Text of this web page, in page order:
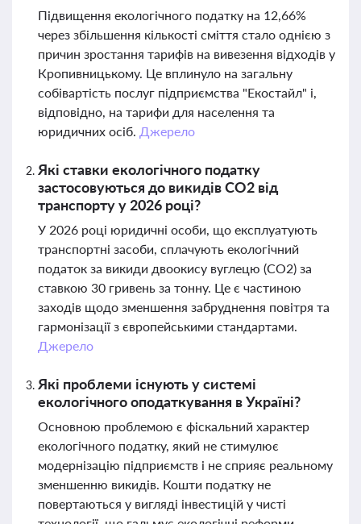
Підвищення екологічного податку на 12,66%
через збільшення кількості сміття стало однією з
причин зростання тарифів на вивезення відходів у
Кропивницькому. Це вплинуло на загальну
собівартість послуг підприємства "Екостайл" і,
відповідно, на тарифи для населення та
юридичних осіб. Джерело
Які ставки екологічного податку
застосовуються до викидів CO2 від
транспорту у 2026 році?
У 2026 році юридичні особи, що експлуатують
транспортні засоби, сплачують екологічний
податок за викиди двоокису вуглецю (CO2) за
ставкою 30 гривень за тонну. Це є частиною
заходів щодо зменшення забруднення повітря та
гармонізації з європейськими стандартами.
Джерело
Які проблеми існують у системі
екологічного оподаткування в Україні?
Основною проблемою є фіскальний характер
екологічного податку, який не стимулює
модернізацію підприємств і не сприяє реальному
зменшенню викидів. Кошти податку не
повертаються у вигляді інвестицій у чисті